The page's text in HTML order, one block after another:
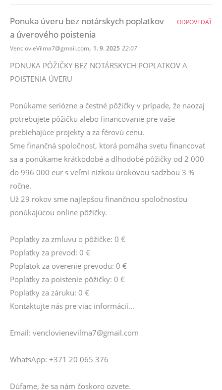
Ponuka úveru bez notárskych poplatkov
a úverového poistenia
VenclovieVilma7@gmail.com, 1. 9. 2025 22:07
PONUKA PÔŽIČKY BEZ NOTÁRSKYCH POPLATKOV A
POISTENIA ÚVERU
Ponúkame seriózne a čestné pôžičky v prípade, že naozaj
potrebujete pôžičku alebo financovanie pre vaše
prebiehajúce projekty a za férovú cenu.
Sme finančná spoločnosť, ktorá pomáha svetu financovať
sa a ponúkame krátkodobé a dlhodobé pôžičky od 2 000
do 996 000 eur s veľmi nízkou úrokovou sadzbou 3 %
ročne.
Už 29 rokov sme najlepšou finančnou spoločnosťou
ponúkajúcou online pôžičky.
Poplatky za zmluvu o pôžičke: 0 €
Poplatky za prevod: 0 €
Poplatok za overenie prevodu: 0 €
Poplatky za poistenie pôžičky: 0 €
Poplatky za záruku: 0 €
Kontaktujte nás pre viac informácií...
Email: venclovienevilma7@gmail.com
WhatsApp: +371 20 065 376
Dúfame, že sa nám čoskoro ozvete.
ODPOVEDAŤ